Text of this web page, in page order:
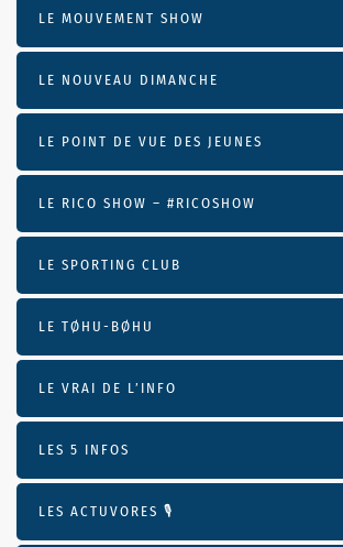
LE MOUVEMENT SHOW
LE NOUVEAU DIMANCHE
LE POINT DE VUE DES JEUNES
LE RICO SHOW – #RICOSHOW
LE SPORTING CLUB
LE TØHU-BØHU
LE VRAI DE L’INFO
LES 5 INFOS
LES ACTUVORES 🎙